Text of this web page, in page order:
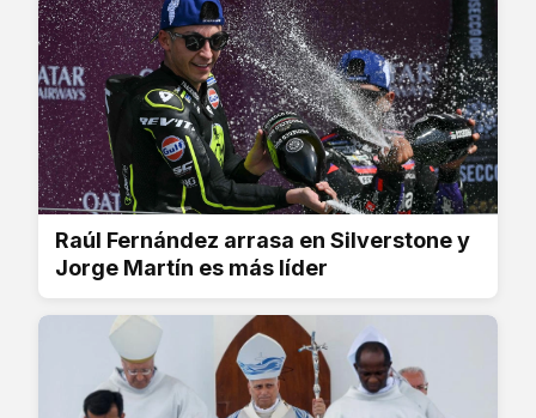
Raúl Fernández arrasa en Silverstone y
Jorge Martín es más líder